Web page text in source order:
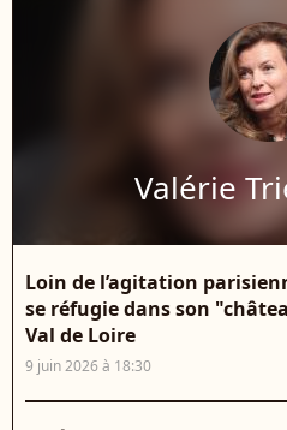
Valérie
Loin de l’agitation
se réfugie dans son
Val de Loire
9 juin 2026 à 18:30